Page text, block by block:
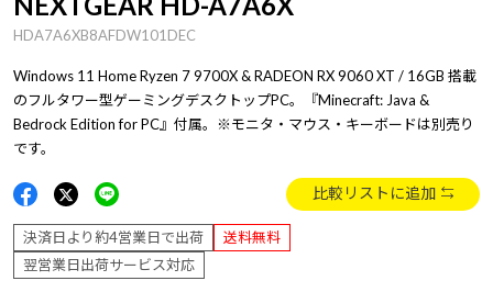
HDA7A6XB8AFDW101DEC
Windows 11 Home Ryzen 7 9700X & RADEON RX 9060 XT / 16GB 搭載
のフルタワー型ゲーミングデスクトップPC。『Minecraft: Java &
Bedrock Edition for PC』付属。※モニタ・マウス・キーボードは別売り
です。
比較リストに追加
決済日より約4営業日で出荷
送料無料
翌営業日出荷サービス対応